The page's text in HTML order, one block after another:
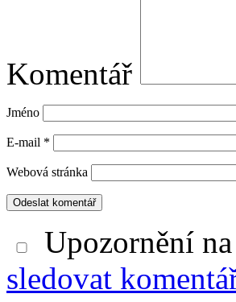
Komentář
Jméno
E-mail *
Webová stránka
Upozornění
sledovat